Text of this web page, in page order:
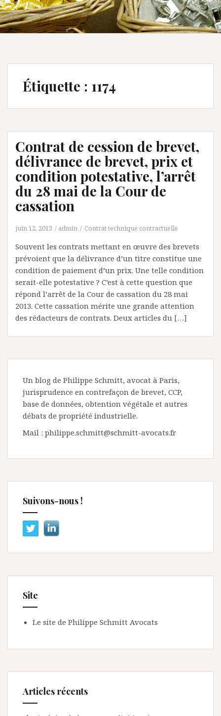
Étiquette : 1174
Contrat de cession de brevet,
délivrance de brevet, prix et
condition potestative, l’arrêt
du 28 mai de la Cour de
cassation
juin 12, 2013 admin Contrat technique contractuelle
Souvent les contrats mettant en œuvre des brevets
prévoient que la délivrance d’un titre constitue une
condition de paiement d’un prix. Une telle condition
serait-elle potestative ? C’est à cette question que
répond l’arrêt de la Cour de cassation du 28 mai
2013. Cette cassation mérite une grande attention
des rédacteurs de contrats. Deux articles du […]
Un blog de Philippe Schmitt, avocat à Paris,
jurisprudence en contrefaçon de brevet, CCP,
base de données, obtention végétale et autres
débats de propriété industrielle.
Mail : philippe.schmitt@schmitt-avocats.fr
Suivons-nous !
Site
Le site de Philippe Schmitt Avocats
Articles récents